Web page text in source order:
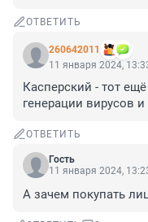
ОТВЕТИТЬ
260642011
11 января 2024,
Касперский - тот
генерации вирусов
ОТВЕТИТЬ
Гость
11 января 2024,
А зачем покупать